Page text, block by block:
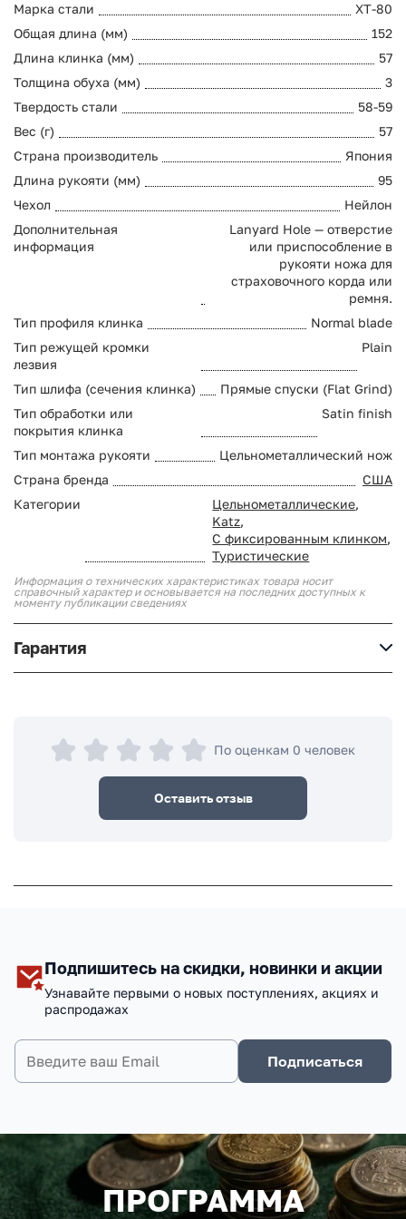
Марка стали
XT-80
Общая длина (мм)
152
Длина клинка (мм)
57
Толщина обуха (мм)
3
Твердость стали
58-59
Вес (г)
57
Страна производитель
Япония
Длина рукояти (мм)
95
Чехол
Нейлон
Дополнительная
информация
Lanyard Hole — отверстие
или приспособление в
рукояти ножа для
страховочного корда или
ремня.
Тип профиля клинка
Normal blade
Тип режущей кромки
лезвия
Plain
Тип шлифа (сечения клинка)
Прямые спуски (Flat Grind)
Тип обработки или
покрытия клинка
Satin finish
Тип монтажа рукояти
Цельнометаллический нож
Страна бренда
США
Категории
Цельнометаллические,
Katz,
С фиксированным клинком,
Туристические
Информация о технических характеристиках товара носит
справочный характер и основывается на последних доступных к
моменту публикации сведениях
Гарантия
По оценкам 0 человек
Оставить отзыв
Подпишитесь на скидки, новинки и акции
Узнавайте первыми о новых поступлениях, акциях и
распродажах
Подписаться
ПРОГРАММА